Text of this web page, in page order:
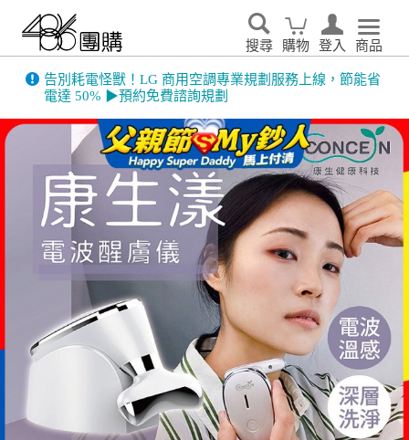
搜尋 購物 登入 商品
告別耗電怪獸！LG 商用空調專業規劃服務上線，節能省
電達 50% ▶預約免費諮詢規劃